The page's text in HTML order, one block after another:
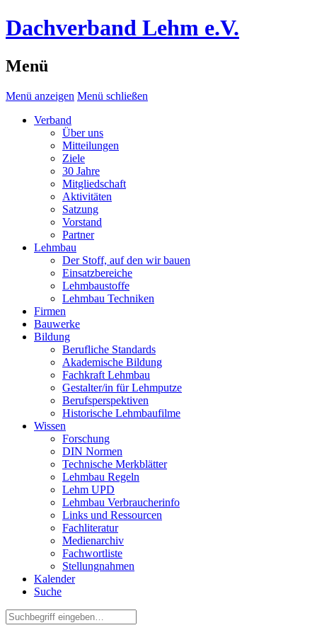
Dachverband Lehm e.V.
Menü
Menü anzeigen Menü schließen
Verband
Über uns
Mitteilungen
Ziele
30 Jahre
Mitgliedschaft
Aktivitäten
Satzung
Vorstand
Partner
Lehmbau
Der Stoff, auf den wir bauen
Einsatzbereiche
Lehmbaustoffe
Lehmbau Techniken
Firmen
Bauwerke
Bildung
Berufliche Standards
Akademische Bildung
Fachkraft Lehmbau
Gestalter/in für Lehmputze
Berufsperspektiven
Historische Lehmbaufilme
Wissen
Forschung
DIN Normen
Technische Merkblätter
Lehmbau Regeln
Lehm UPD
Lehmbau Verbraucherinfo
Links und Ressourcen
Fachliteratur
Medienarchiv
Fachwortliste
Stellungnahmen
Kalender
Suche